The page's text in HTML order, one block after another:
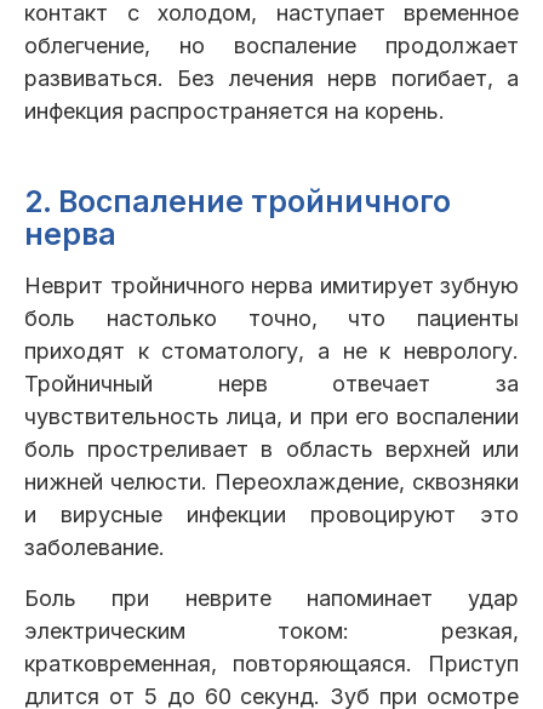
контакт с холодом, наступает временное
облегчение, но воспаление продолжает
развиваться. Без лечения нерв погибает, а
инфекция распространяется на корень.
2. Воспаление тройничного
нерва
Неврит тройничного нерва имитирует зубную
боль настолько точно, что пациенты
приходят к стоматологу, а не к неврологу.
Тройничный нерв отвечает за
чувствительность лица, и при его воспалении
боль простреливает в область верхней или
нижней челюсти. Переохлаждение, сквозняки
и вирусные инфекции провоцируют это
заболевание.
Боль при неврите напоминает удар
электрическим током: резкая,
кратковременная, повторяющаяся. Приступ
длится от 5 до 60 секунд. Зуб при осмотре